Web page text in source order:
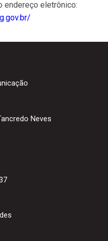
endereço eletrônico:
Neves